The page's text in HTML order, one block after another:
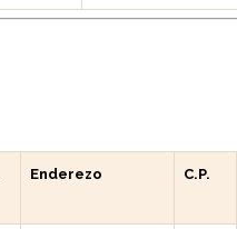
Enderezo C.P.